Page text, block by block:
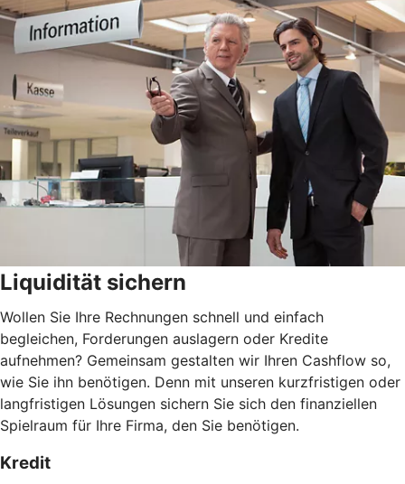
Liquidität sichern
Wollen Sie Ihre Rechnungen schnell und einfach
begleichen, Forderungen auslagern oder Kredite
aufnehmen? Gemeinsam gestalten wir Ihren Cashflow so,
wie Sie ihn benötigen. Denn mit unseren kurzfristigen oder
langfristigen Lösungen sichern Sie sich den finanziellen
Spielraum für Ihre Firma, den Sie benötigen.
Kredit